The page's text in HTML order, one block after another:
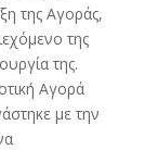
της Αγοράς,
της
της.
Αγορά
με την